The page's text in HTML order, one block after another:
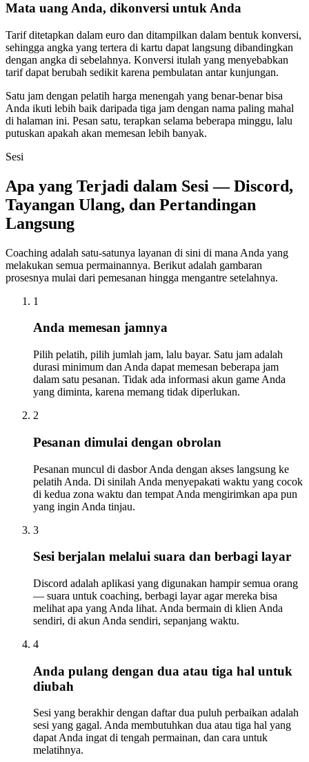
Mata uang Anda, dikonversi untuk Anda
Tarif ditetapkan dalam euro dan ditampilkan dalam bentuk konversi,
sehingga angka yang tertera di kartu dapat langsung dibandingkan
dengan angka di sebelahnya. Konversi itulah yang menyebabkan
tarif dapat berubah sedikit karena pembulatan antar kunjungan.
Satu jam dengan pelatih harga menengah yang benar-benar bisa
Anda ikuti lebih baik daripada tiga jam dengan nama paling mahal
di halaman ini. Pesan satu, terapkan selama beberapa minggu, lalu
putuskan apakah akan memesan lebih banyak.
Sesi
Apa yang Terjadi dalam Sesi — Discord,
Tayangan Ulang, dan Pertandingan
Langsung
Coaching adalah satu-satunya layanan di sini di mana Anda yang
melakukan semua permainannya. Berikut adalah gambaran
prosesnya mulai dari pemesanan hingga mengantre setelahnya.
1
Anda memesan jamnya
Pilih pelatih, pilih jumlah jam, lalu bayar. Satu jam adalah
durasi minimum dan Anda dapat memesan beberapa jam
dalam satu pesanan. Tidak ada informasi akun game Anda
yang diminta, karena memang tidak diperlukan.
2
Pesanan dimulai dengan obrolan
Pesanan muncul di dasbor Anda dengan akses langsung ke
pelatih Anda. Di sinilah Anda menyepakati waktu yang cocok
di kedua zona waktu dan tempat Anda mengirimkan apa pun
yang ingin Anda tinjau.
3
Sesi berjalan melalui suara dan berbagi layar
Discord adalah aplikasi yang digunakan hampir semua orang
— suara untuk coaching, berbagi layar agar mereka bisa
melihat apa yang Anda lihat. Anda bermain di klien Anda
sendiri, di akun Anda sendiri, sepanjang waktu.
4
Anda pulang dengan dua atau tiga hal untuk
diubah
Sesi yang berakhir dengan daftar dua puluh perbaikan adalah
sesi yang gagal. Anda membutuhkan dua atau tiga hal yang
dapat Anda ingat di tengah permainan, dan cara untuk
melatihnya.